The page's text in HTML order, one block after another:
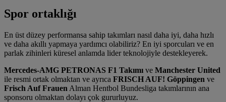
Spor ortaklığı
En üst düzey performansa sahip takımları nasıl daha iyi, daha hızlı
ve daha akıllı yapmaya yardımcı olabiliriz? En iyi sporcuları ve en
parlak zihinleri küresel anlamda lider teknolojiyle destekleyerek.
Mercedes-AMG PETRONAS F1 Takımı ve Manchester United
ile resmi ortak olmaktan ve ayrıca FRISCH AUF! Göppingen ve
Frisch Auf Frauen Alman Hentbol Bundesliga takımlarının ana
sponsoru olmaktan dolayı çok gururluyuz.